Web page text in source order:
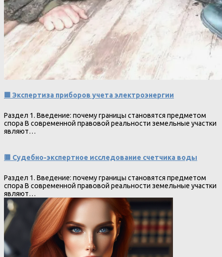
🟩 Экспертиза приборов учета электроэнергии
Раздел 1. Введение: почему границы становятся предметом
спора В современной правовой реальности земельные участки
являют…
🟥 Судебно-экспертное исследование счетчика воды
Раздел 1. Введение: почему границы становятся предметом
спора В современной правовой реальности земельные участки
являют…